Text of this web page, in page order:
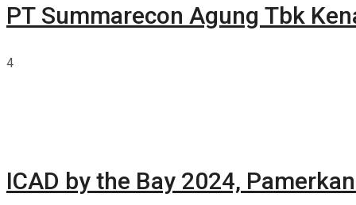
PT Summarecon Agung Tbk
4
ICAD by the Bay 2024,